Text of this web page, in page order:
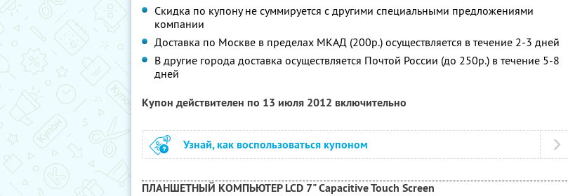
Скидка по купону не суммируется с другими специальными предложениями
компании
Доставка по Москве в пределах МКАД (200р.) осуществляется в течение 2-3 дней
В другие города доставка осуществляется Почтой России (до 250р.) в течение 5-8
дней
Купон действителен по 13 июля 2012 включительно
Узнай, как воспользоваться купоном
ПЛАНШЕТНЫЙ КОМПЬЮТЕР LCD 7" Capacitive Touch Screen